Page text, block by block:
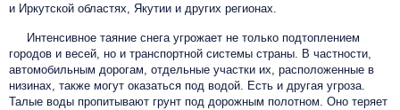
и Иркутской областях, Якутии и других регионах.
Интенсивное таяние снега угрожает не только подтоплением
городов и весей, но и транспортной системы страны. В частности,
автомобильным дорогам, отдельные участки их, расположенные в
низинах, также могут оказаться под водой. Есть и другая угроза.
Талые воды пропитывают грунт под дорожным полотном. Оно теряет